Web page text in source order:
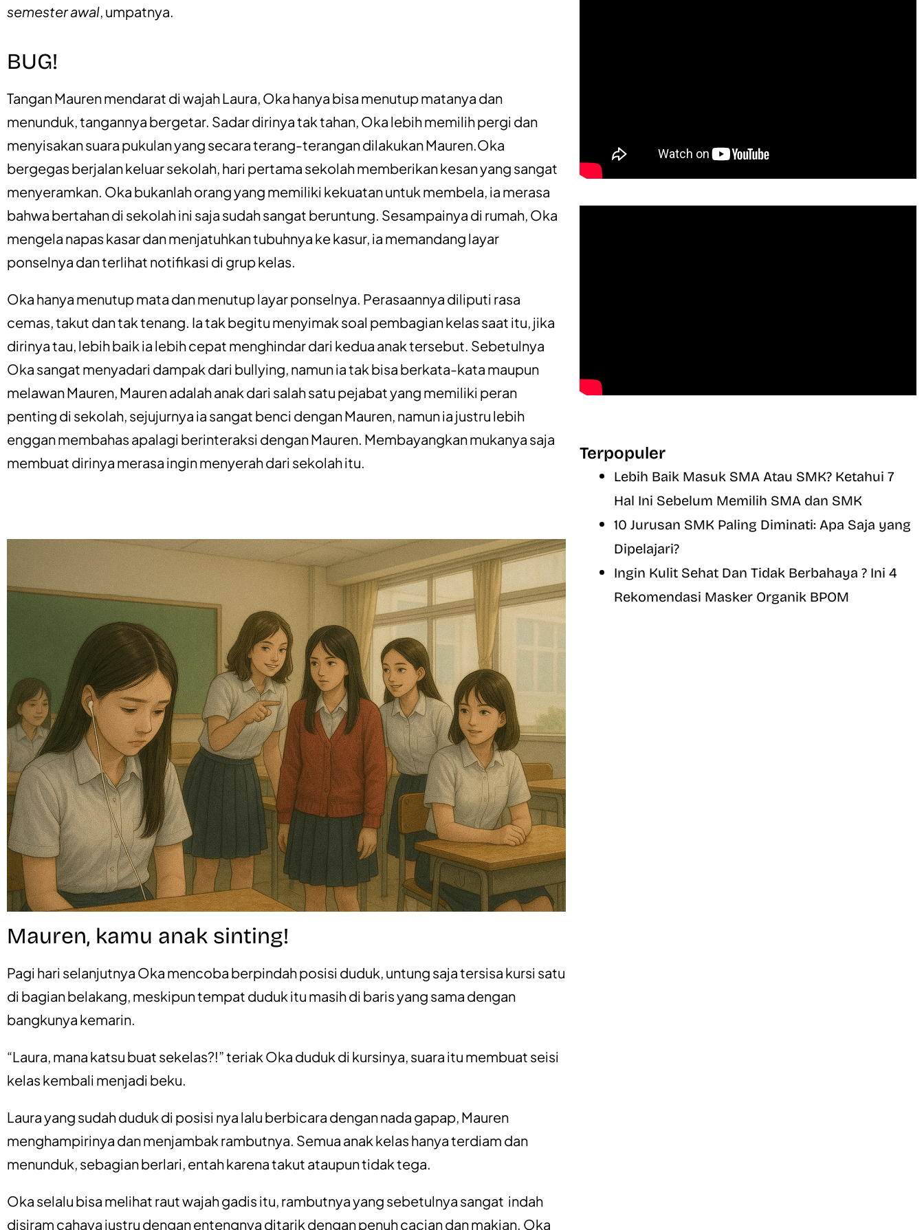
semester awal, umpatnya.
BUG!
Tangan Mauren mendarat di wajah Laura, Oka hanya bisa menutup matanya dan
menunduk, tangannya bergetar. Sadar dirinya tak tahan, Oka lebih memilih pergi dan
menyisakan suara pukulan yang secara terang-terangan dilakukan Mauren.Oka
bergegas berjalan keluar sekolah, hari pertama sekolah memberikan kesan yang sangat
menyeramkan. Oka bukanlah orang yang memiliki kekuatan untuk membela, ia merasa
bahwa bertahan di sekolah ini saja sudah sangat beruntung. Sesampainya di rumah, Oka
mengela napas kasar dan menjatuhkan tubuhnya ke kasur, ia memandang layar
ponselnya dan terlihat notifikasi di grup kelas.
Oka hanya menutup mata dan menutup layar ponselnya. Perasaannya diliputi rasa
cemas, takut dan tak tenang. Ia tak begitu menyimak soal pembagian kelas saat itu, jika
dirinya tau, lebih baik ia lebih cepat menghindar dari kedua anak tersebut. Sebetulnya
Oka sangat menyadari dampak dari bullying, namun ia tak bisa berkata-kata maupun
melawan Mauren, Mauren adalah anak dari salah satu pejabat yang memiliki peran
penting di sekolah, sejujurnya ia sangat benci dengan Mauren, namun ia justru lebih
enggan membahas apalagi berinteraksi dengan Mauren. Membayangkan mukanya saja
membuat dirinya merasa ingin menyerah dari sekolah itu.
Mauren, kamu anak sinting!
Pagi hari selanjutnya Oka mencoba berpindah posisi duduk, untung saja tersisa kursi satu
di bagian belakang, meskipun tempat duduk itu masih di baris yang sama dengan
bangkunya kemarin.
“Laura, mana katsu buat sekelas?!” teriak Oka duduk di kursinya, suara itu membuat seisi
kelas kembali menjadi beku.
Laura yang sudah duduk di posisi nya lalu berbicara dengan nada gapap, Mauren
menghampirinya dan menjambak rambutnya. Semua anak kelas hanya terdiam dan
menunduk, sebagian berlari, entah karena takut ataupun tidak tega.
Oka selalu bisa melihat raut wajah gadis itu, rambutnya yang sebetulnya sangat indah
disiram cahaya justru dengan entengnya ditarik dengan penuh cacian dan makian. Oka
Terpopuler
Lebih Baik Masuk SMA Atau SMK? Ketahui 7
Hal Ini Sebelum Memilih SMA dan SMK
10 Jurusan SMK Paling Diminati: Apa Saja yang
Dipelajari?
Ingin Kulit Sehat Dan Tidak Berbahaya ? Ini 4
Rekomendasi Masker Organik BPOM